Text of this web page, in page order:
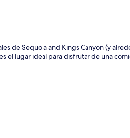
de Sequoia and Kings Canyon (y
el lugar ideal para disfrutar de una